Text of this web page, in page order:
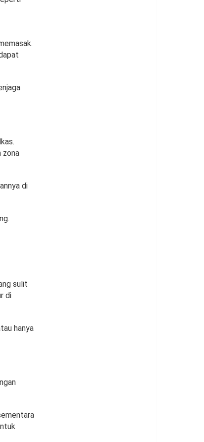
zona
di
sulit
di
hanya